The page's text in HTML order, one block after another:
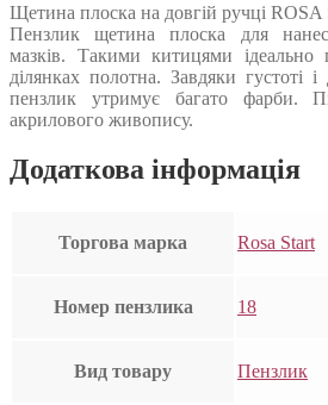
Щетина плоска на довгій ручці ROSA
Пензлик щетина плоска для
мазків. Такими китицями
ділянках полотна. Завдяки густоті
пензлик утримує багато фарби.
акрилового живопису.
Додаткова інформація
Торгова марка Rosa Start
Номер пензлика 18
Вид товару Пензлик